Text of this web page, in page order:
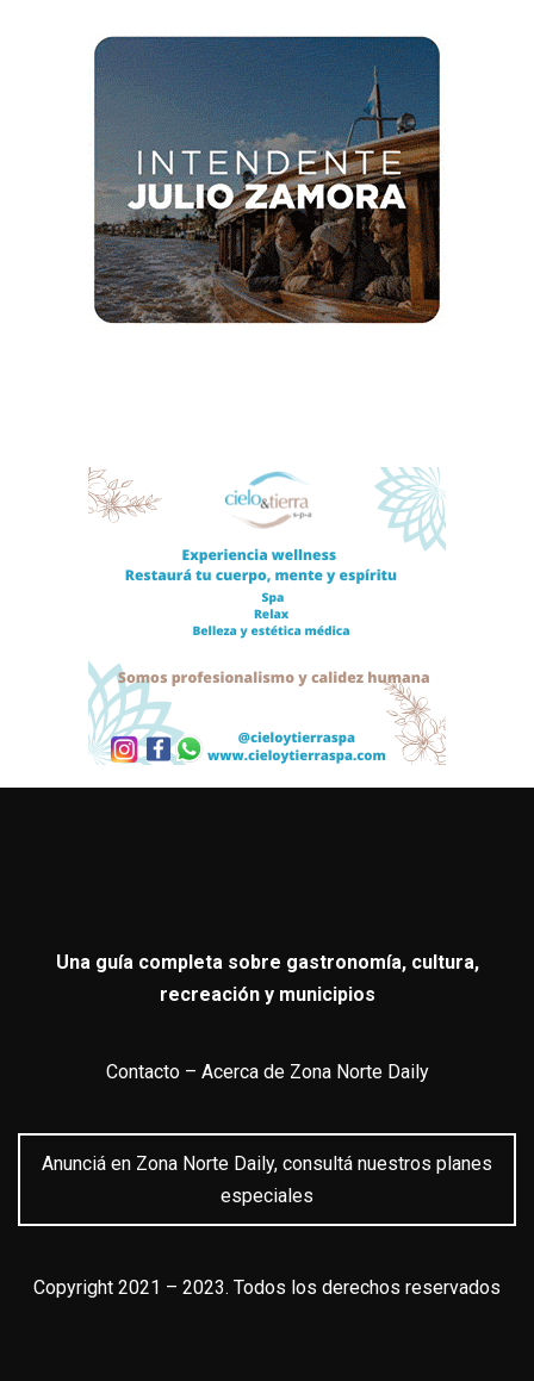
Una guía completa sobre gastronomía, cultura,
recreación y municipios
Contacto– Acerca de Zona Norte Daily
Anunciá en Zona Norte Daily, consultá nuestros planes
especiales
Copyright 2021 – 2023. Todos los derechos reservados